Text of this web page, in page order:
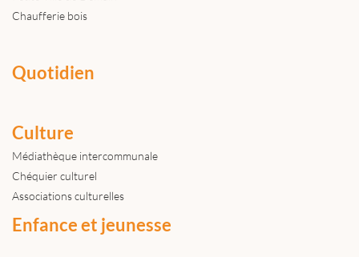
Chaufferie bois
Quotidien
Culture
Médiathèque intercommunale
Chéquier culturel
Associations culturelles
Enfance et jeunesse